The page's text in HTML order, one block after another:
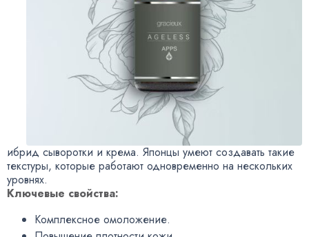
ибрид сыворотки и крема. Японцы умеют создавать такие
текстуры, которые работают одновременно на нескольких
уровнях.
Ключевые свойства:
Комплексное омоложение.